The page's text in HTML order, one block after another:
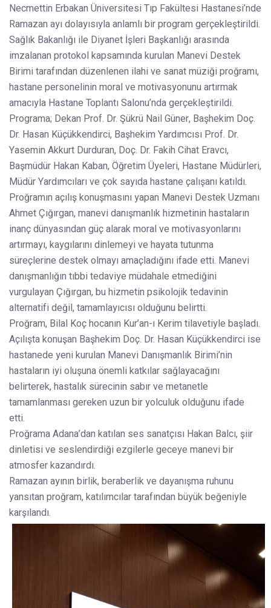
Necmettin Erbakan Üniversitesi Tıp Fakültesi Hastanesi’nde
Ramazan ayı dolayısıyla anlamlı bir program gerçekleştirildi.
Sağlık Bakanlığı ile Diyanet İşleri Başkanlığı arasında
imzalanan protokol kapsamında kurulan Manevi Destek
Birimi tarafından düzenlenen ilahi ve sanat müziği proğramı,
hastane personelinin moral ve motivasyonunu artırmak
amacıyla Hastane Toplantı Salonu’nda gerçekleştirildi.
Programa; Dekan Prof. Dr. Şükrü Nail Güner, Başhekim Doç.
Dr. Hasan Küçükkendirci, Başhekim Yardımcısı Prof. Dr.
Yasemin Akkurt Durduran, Doç. Dr. Fakih Cihat Eravcı,
Başmüdür Hakan Kaban, Öğretim Üyeleri, Hastane Müdürleri,
Müdür Yardımcıları ve çok sayıda hastane çalışanı katıldı.
Proğramın açılış konuşmasını yapan Manevi Destek Uzmanı
Ahmet Çığırgan, manevi danışmanlık hizmetinin hastaların
inanç dünyasından güç alarak moral ve motivasyonlarını
artırmayı, kaygılarını dinlemeyi ve hayata tutunma
süreçlerine destek olmayı amaçladığını ifade etti. Manevi
danışmanlığın tıbbi tedaviye müdahale etmediğini
vurgulayan Çığırgan, bu hizmetin psikolojik tedavinin
alternatifi değil, tamamlayıcısı olduğunu belirtti.
Proğram, Bilal Koç hocanın Kur’an-ı Kerim tilavetiyle başladı.
Açılışta konuşan Başhekim Doç. Dr. Hasan Küçükkendirci ise
hastanede yeni kurulan Manevi Danışmanlık Birimi’nin
hastaların iyi oluşuna önemli katkılar sağlayacağını
belirterek, hastalık sürecinin sabır ve metanetle
tamamlanması gereken uzun bir yolculuk olduğunu ifade
etti.
Proğrama Adana’dan katılan ses sanatçısı Hakan Balcı, şiir
dinletisi ve seslendirdiği ezgilerle geceye manevi bir
atmosfer kazandırdı.
Ramazan ayının birlik, beraberlik ve dayanışma ruhunu
yansıtan proğram, katılımcılar tarafından büyük beğeniyle
karşılandı.